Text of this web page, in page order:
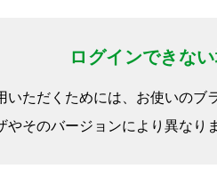
ログインできな
いただくためには、お使いのブ
やそのバージョンにより異なり